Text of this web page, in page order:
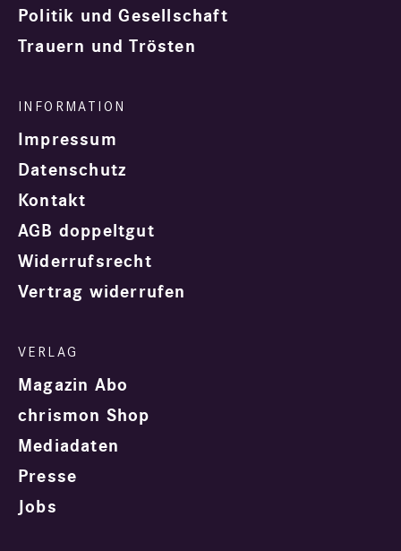
Politik und Gesellschaft
Trauern und Trösten
Impressum
Datenschutz
Kontakt
AGB doppeltgut
Widerrufsrecht
Vertrag widerrufen
Magazin Abo
chrismon Shop
Mediadaten
Presse
Jobs